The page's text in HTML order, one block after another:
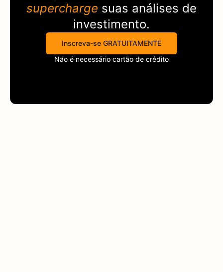
supercharge suas análises de
investimento.
Inscreva-se GRATUITAMENTE
Não é necessário cartão de crédito